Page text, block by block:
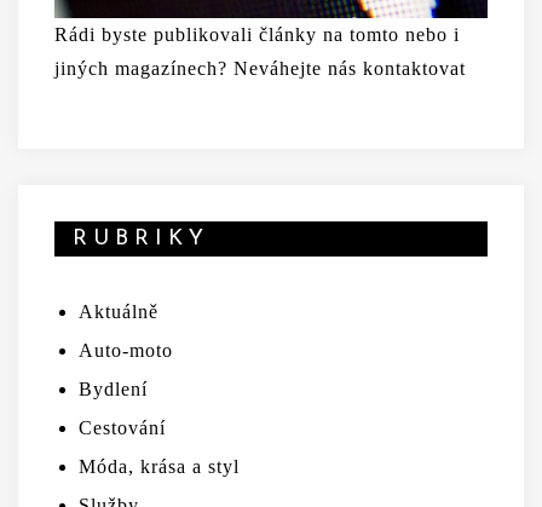
Rádi byste publikovali články na tomto nebo i
jiných magazínech? Neváhejte nás kontaktovat
RUBRIKY
Aktuálně
Auto-moto
Bydlení
Cestování
Móda, krása a styl